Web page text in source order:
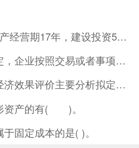
某建设项目建设期3年，生产经营期17年，建设投资5500万元
我国《企业会计准则》规定，企业按照交易或者事项的经济特征确定
对于非经营性技术方案，经济效果评价主要分析拟定方案的( )。
资产的有( )。
固定成本的是( )。